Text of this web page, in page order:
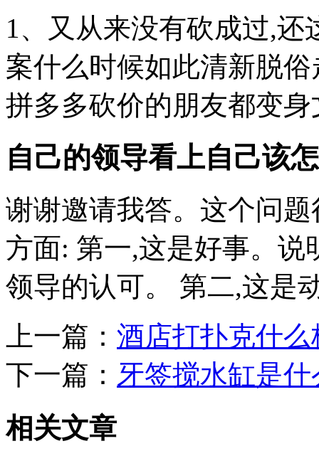
1、又从来没有砍成过,
案什么时候如此清新脱
拼多多砍价的朋友都变
自己的领导看上自己该
谢谢邀请我答。这个问
方面: 第一,这是好事。
领导的认可。 第二,这是
上一篇： 酒店打扑克什么
下一篇： 牙签搅水缸是什
相关文章